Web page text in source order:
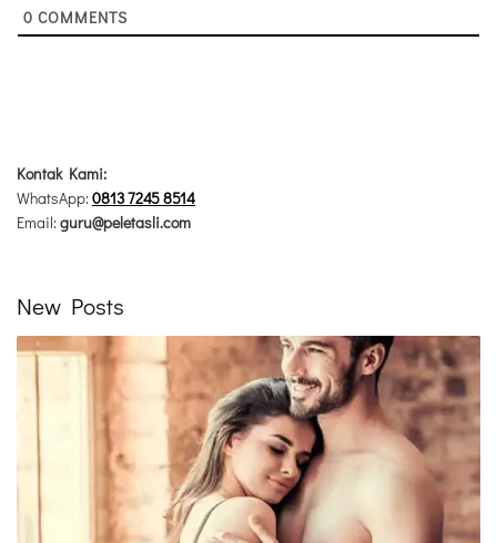
0 COMMENTS
Kontak Kami:
WhatsApp:0813 7245 8514
Email:guru@peletasli.com
New Posts